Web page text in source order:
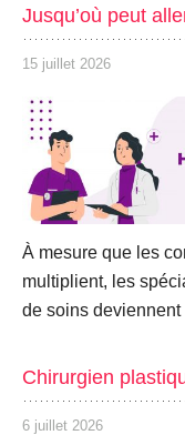
Jusqu’où peut
15 juillet 2026
À mesure que les
multiplient, les
de soins
Chirurgien
6 juillet 2026